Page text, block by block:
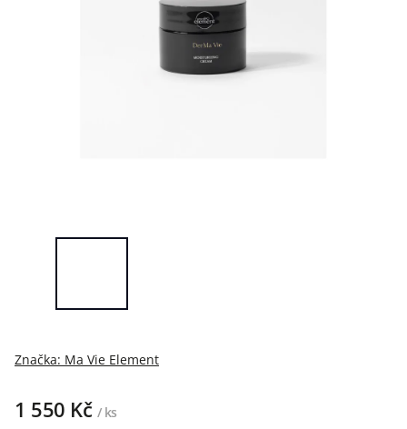
Značka: Ma Vie Element
1 550 Kč / ks